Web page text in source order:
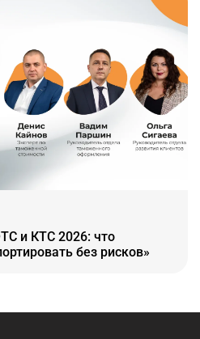
и КТС 2026: что
без рисков»